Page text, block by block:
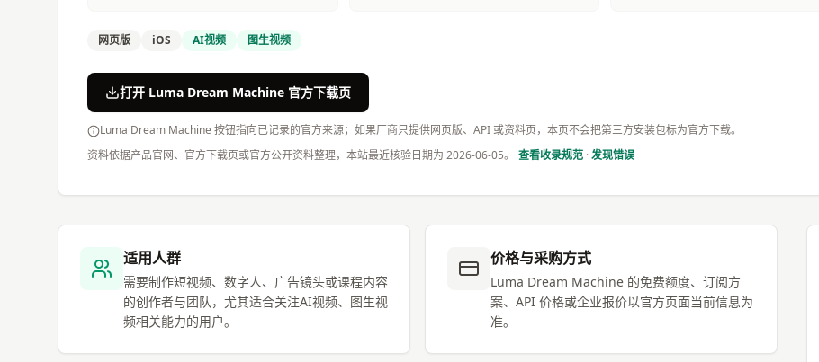
网页版 iOS AI视频 图生视频
打开 Luma Dream Machine 官方下载页
Luma Dream Machine 按钮指向已记录的官方来源；如果厂商只提供网页版、API 或资料页，本页不会把第三方安装包标为官方下载。
资料依据产品官网、官方下载页或官方公开资料整理，本站最近核验日期为 2026-06-05。 查看收录规范 ·发现错误
适用人群
需要制作短视频、数字人、广告镜头或课程内容
的创作者与团队，尤其适合关注AI视频、图生视
频相关能力的用户。
价格与采购方式
Luma Dream Machine 的免费额度、订阅方
案、API 价格或企业报价以官方页面当前信息为
准。